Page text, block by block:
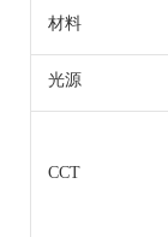
材料
光源
CCT